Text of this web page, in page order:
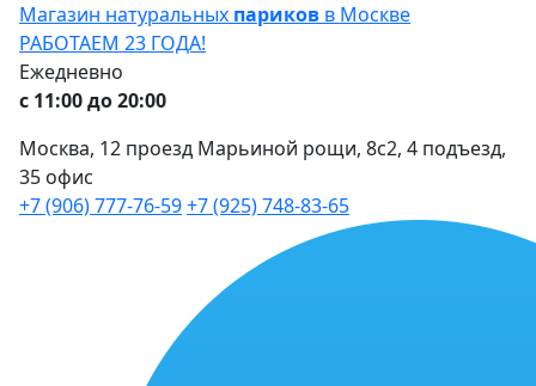
Магазин натуральных париков в Москве
РАБОТАЕМ 23 ГОДА!
Ежедневно
с 11:00 до 20:00
Москва, 12 проезд Марьиной рощи, 8с2, 4 подъезд,
35 офис
+7 (906) 777-76-59+7 (925) 748-83-65